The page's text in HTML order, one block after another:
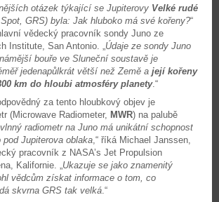
otázek týkající se Jupiterovy Velké rudé
GRS) byla: Jak hluboko má své kořeny?“
vědecký pracovník sondy Juno ze
Institute, San Antonio. „Údaje ze sondy Juno
bouře ve Sluneční soustavě je
jedenapůlkrát větší než Země a její kořeny
km do hloubi atmosféry planety.“
za tento hloubkový objev je
(Microwave Radiometer, MWR) na palubě
radiometr na Juno má unikátní schopnost
pod Jupiterova oblaka,“ říká Michael Janssen,
pracovník z NASA’s Jet Propulsion
Kalifornie. „Ukazuje se jako znamenitý
vědcům získat informace o tom, co
skvrna GRS tak velká.“